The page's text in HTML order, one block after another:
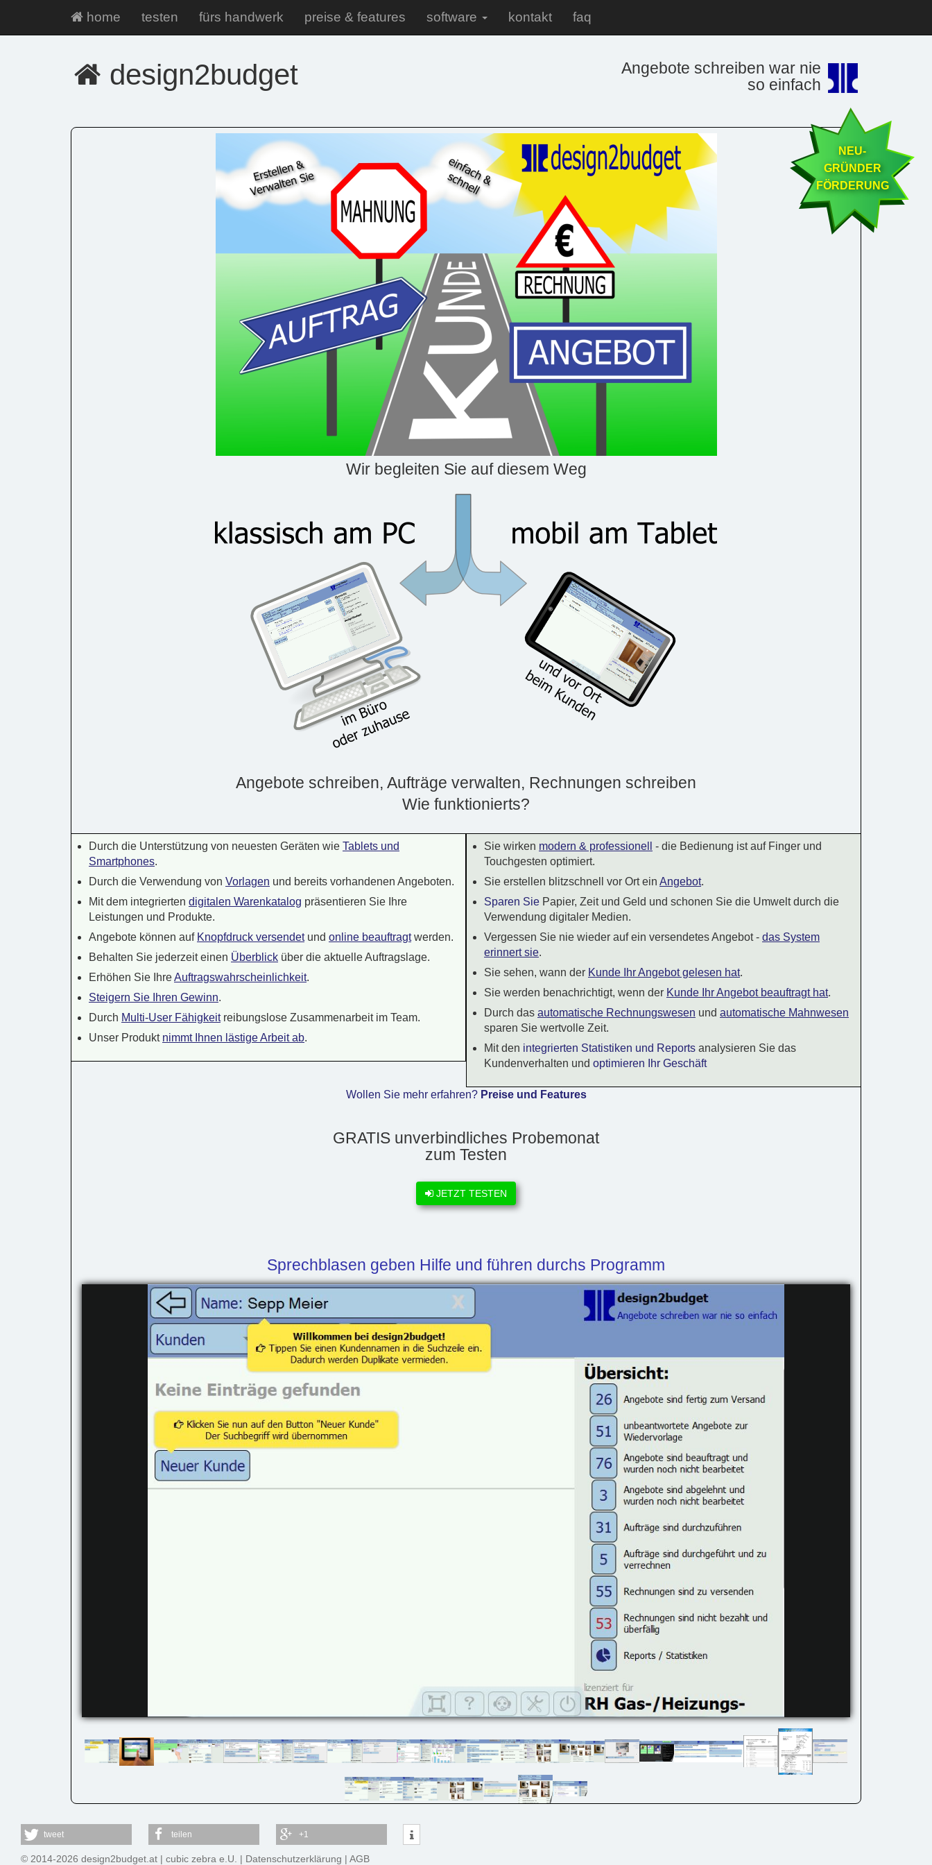
home testen fürs handwerk preise & features software kontakt faq
design2budget
Angebote schreiben war nie
so einfach
NEU-
GRÜNDER
FÖRDERUNG
Wir begleiten Sie auf diesem Weg
Angebote schreiben, Aufträge verwalten, Rechnungen schreiben
Wie funktionierts?
Durch die Unterstützung von neuesten Geräten wie Tablets und
Smartphones.
Durch die Verwendung von Vorlagen und bereits vorhandenen Angeboten.
Mit dem integrierten digitalen Warenkatalog präsentieren Sie Ihre
Leistungen und Produkte.
Angebote können auf Knopfdruck versendetund online beauftragtwerden.
Behalten Sie jederzeit einen Überblick über die aktuelle Auftragslage.
Erhöhen Sie IhreAuftragswahrscheinlichkeit.
Steigern Sie Ihren Gewinn.
Durch Multi-User Fähigkeitreibungslose Zusammenarbeit im Team.
Unser Produkt nimmt Ihnen lästige Arbeit ab.
Sie wirken modern & professionell
- die Bedienung ist auf Finger und
Touchgesten optimiert.
Sie erstellen blitzschnell vor Ort ein Angebot.
Sparen Sie Papier, Zeit und Geld und schonen Sie die Umwelt durch die
Verwendung digitaler Medien.
Vergessen Sie nie wieder auf ein versendetes Angebot - das System
erinnert sie.
Sie sehen, wann der Kunde Ihr Angebot gelesen hat.
Sie werden benachrichtigt, wenn der Kunde Ihr Angebot beauftragt hat.
Durch das automatische Rechnungswesen und automatische Mahnwesen
sparen Sie wertvolle Zeit.
Mit den integrierten Statistiken und Reports analysieren Sie das
Kundenverhalten und optimieren Ihr Geschäft
Wollen Sie mehr erfahren? Preise und Features
GRATIS unverbindliches Probemonat
zum Testen
JETZT TESTEN
Sprechblasen geben Hilfe und führen durchs Programm
tweet teilen +1
© 2014-2026 design2budget.at |cubic zebra e.U. | Datenschutzerklärung |AGB